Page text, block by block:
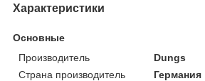
Характеристики
Основные
Производитель
Dungs
Страна производитель
Германия